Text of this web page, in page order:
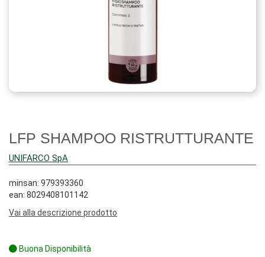
LFP SHAMPOO RISTRUTTURANTE
UNIFARCO SpA
minsan: 979393360
ean: 8029408101142
Vai alla descrizione prodotto
Buona Disponibilità